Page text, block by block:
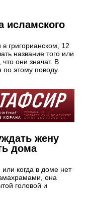
исламского
григорианском, 12
название того или
они значат. В
этому поводу.
жену
дома
когда в доме нет
она
головой и